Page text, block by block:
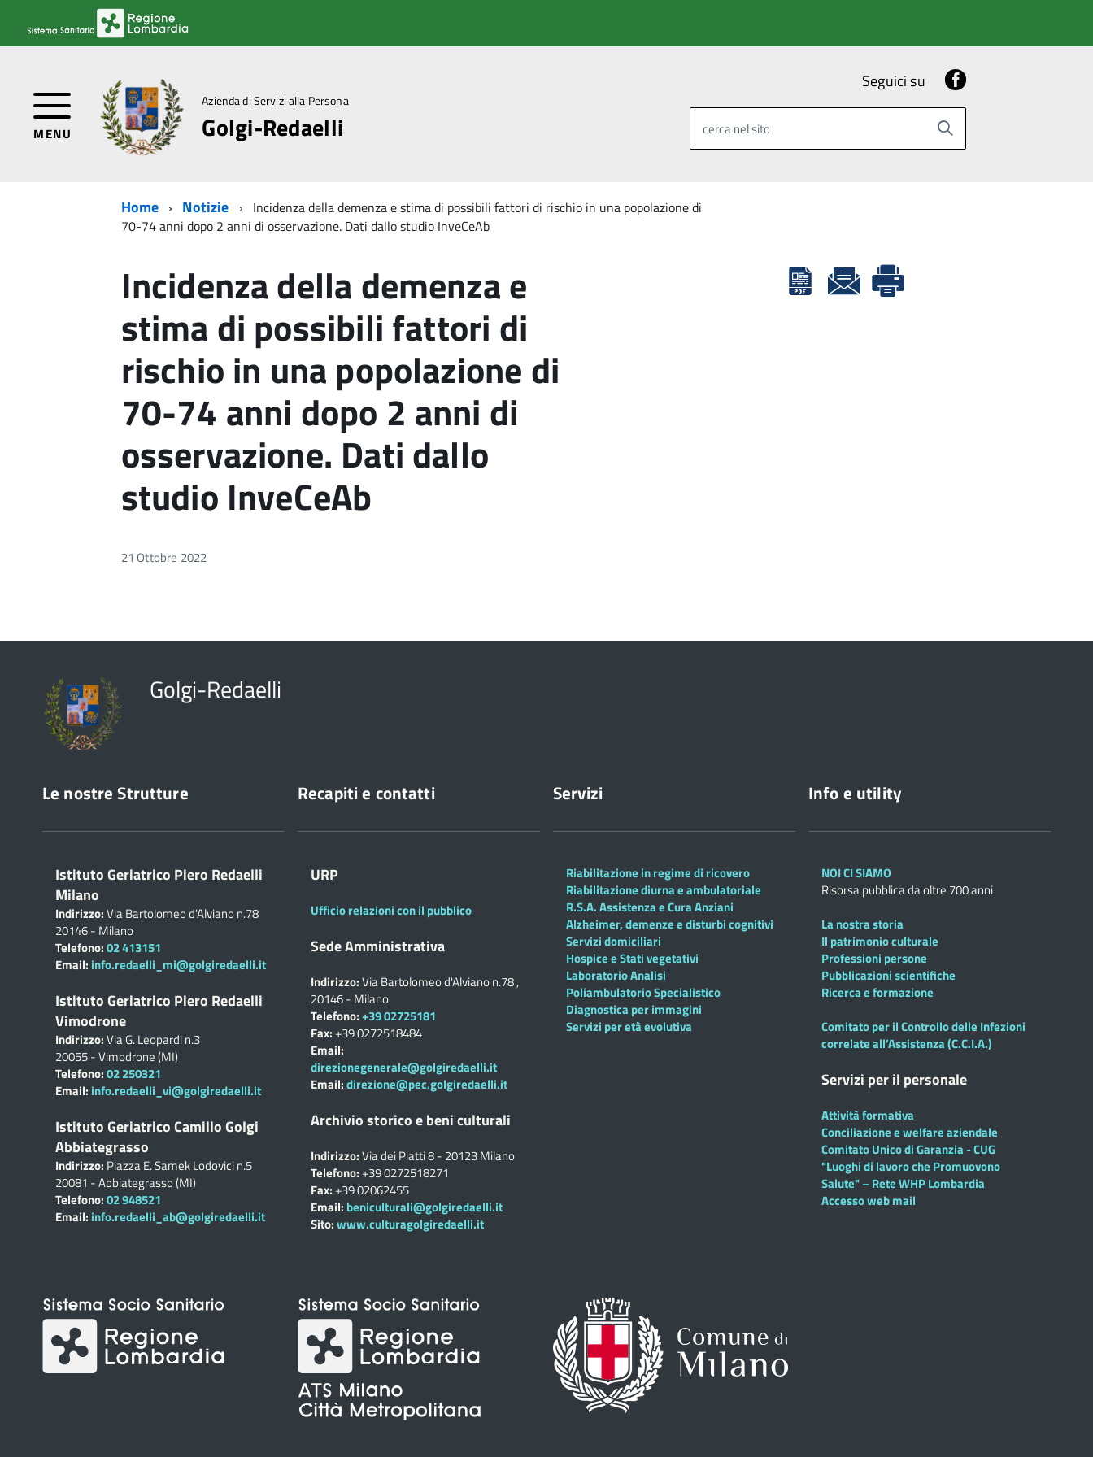
MENU
Azienda di Servizi alla Persona
Golgi-Redaelli
Seguici su
cerca nel sito
Home Notizie
Incidenza della demenza e stima di possibili fattori di rischio in una popolazione di
70-74 anni dopo 2 anni di osservazione. Dati dallo studio InveCeAb
Incidenza della demenza e
stima di possibili fattori di
rischio in una popolazione di
70-74 anni dopo 2 anni di
osservazione. Dati dallo
studio InveCeAb
21 Ottobre 2022
Golgi-Redaelli
Le nostre Strutture
Istituto Geriatrico Piero Redaelli
Milano
Indirizzo:Via Bartolomeo d'Alviano n.78
20146 - Milano
Telefono:02 413151
Email: info.redaelli_mi@golgiredaelli.it
Istituto Geriatrico Piero Redaelli
Vimodrone
Indirizzo:Via G. Leopardi n.3
20055 - Vimodrone (MI)
Telefono:02 250321
Email: info.redaelli_vi@golgiredaelli.it
Istituto Geriatrico Camillo Golgi
Abbiategrasso
Indirizzo: Piazza E. Samek Lodovici n.5
20081 - Abbiategrasso (MI)
Telefono:02 948521
Email: info.redaelli_ab@golgiredaelli.it
Recapiti e contatti
URP
Ufficio relazioni con il pubblico
Sede Amministrativa
Indirizzo:Via Bartolomeo d'Alviano n.78 ,
20146 - Milano
Telefono:+39 02725181
Fax:+39 0272518484
Email:
direzionegenerale@golgiredaelli.it
Email:direzione@pec.golgiredaelli.it
Archivio storico e beni culturali
Indirizzo:Via dei Piatti 8 - 20123 Milano
Telefono:+39 0272518271
Fax:+39 02062455
Email: beniculturali@golgiredaelli.it
Sito:www.culturagolgiredaelli.it
Servizi
Riabilitazione in regime di ricovero
Riabilitazione diurna e ambulatoriale
R.S.A. Assistenza e Cura Anziani
Alzheimer, demenze e disturbi cognitivi
Servizi domiciliari
Hospice e Stati vegetativi
Laboratorio Analisi
Poliambulatorio Specialistico
Diagnostica per immagini
Servizi per età evolutiva
Info e utility
NOI CI SIAMO
Risorsa pubblica da oltre 700 anni
La nostra storia
Il patrimonio culturale
Professioni persone
Pubblicazioni scientifiche
Ricerca e formazione
Comitato per il Controllo delle Infezioni
correlate all’Assistenza (C.C.I.A.)
Servizi per il personale
Attività formativa
Conciliazione e welfare aziendale
Comitato Unico di Garanzia - CUG
"Luoghi di lavoro che Promuovono
Salute" – Rete WHP Lombardia
Accesso web mail